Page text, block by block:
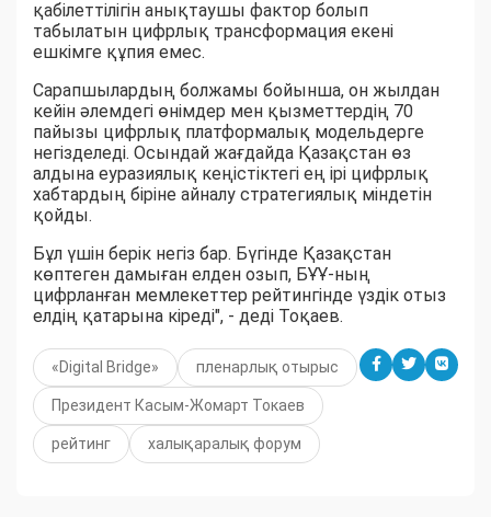
қабілеттілігін анықтаушы фактор болып
табылатын цифрлық трансформация екені
ешкімге құпия емес.
Сарапшылардың болжамы бойынша, он жылдан
кейін әлемдегі өнімдер мен қызметтердің 70
пайызы цифрлық платформалық модельдерге
негізделеді. Осындай жағдайда Қазақстан өз
алдына еуразиялық кеңістіктегі ең ірі цифрлық
хабтардың біріне айналу стратегиялық міндетін
қойды.
Бұл үшін берік негіз бар. Бүгінде Қазақстан
көптеген дамыған елден озып, БҰҰ-ның
цифрланған мемлекеттер рейтингінде үздік отыз
елдің қатарына кіреді", - деді Тоқаев.
«Digital Bridge» пленарлық отырыс
Президент Касым-Жомарт Токаев
рейтинг халықаралық форум